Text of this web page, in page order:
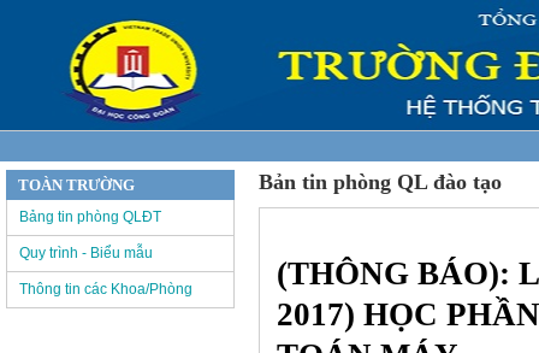
Bản tin phòng QL đào tạo
(THÔNG BÁO):
2017) HỌC
TOÀN TRƯỜNG
Bảng tin phòng QLĐT
Quy trình - Biểu mẫu
Thông tin các Khoa/Phòng